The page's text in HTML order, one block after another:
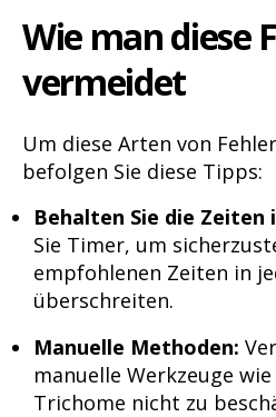
Wie man diese
vermeidet
Um diese Arten von
befolgen Sie diese Tipps:
Behalten Sie die Zeiten
Sie Timer, um
empfohlenen Zeiten in
überschreiten.
Manuelle Methoden:
manuelle Werkzeuge
Trichome nicht zu